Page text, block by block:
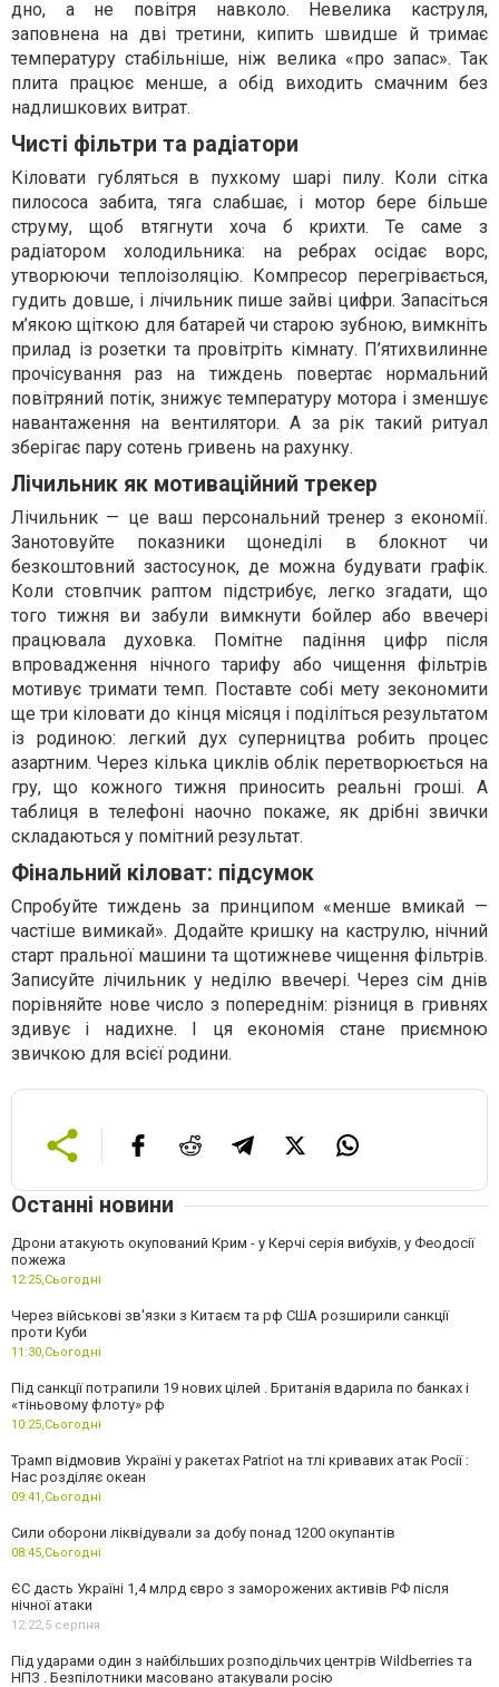
дно, а не повітря навколо. Невелика каструля,
заповнена на дві третини, кипить швидше й тримає
температуру стабільніше, ніж велика «про запас». Так
плита працює менше, а обід виходить смачним без
надлишкових витрат.
Чисті фільтри та радіатори
Кіловати губляться в пухкому шарі пилу. Коли сітка
пилососа забита, тяга слабшає, і мотор бере більше
струму, щоб втягнути хоча б крихти. Те саме з
радіатором холодильника: на ребрах осідає ворс,
утворюючи теплоізоляцію. Компресор перегрівається,
гудить довше, і лічильник пише зайві цифри. Запасіться
м’якою щіткою для батарей чи старою зубною, вимкніть
прилад із розетки та провітріть кімнату. П’ятихвилинне
прочісування раз на тиждень повертає нормальний
повітряний потік, знижує температуру мотора і зменшує
навантаження на вентилятори. А за рік такий ритуал
зберігає пару сотень гривень на рахунку.
Лічильник як мотиваційний трекер
Лічильник — це ваш персональний тренер з економії.
Занотовуйте показники щонеділі в блокнот чи
безкоштовний застосунок, де можна будувати графік.
Коли стовпчик раптом підстрибує, легко згадати, що
того тижня ви забули вимкнути бойлер або ввечері
працювала духовка. Помітне падіння цифр після
впровадження нічного тарифу або чищення фільтрів
мотивує тримати темп. Поставте собі мету зекономити
ще три кіловати до кінця місяця і поділіться результатом
із родиною: легкий дух суперництва робить процес
азартним. Через кілька циклів облік перетворюється на
гру, що кожного тижня приносить реальні гроші. А
таблиця в телефоні наочно покаже, як дрібні звички
складаються у помітний результат.
Фінальний кіловат: підсумок
Спробуйте тиждень за принципом «менше вмикай —
частіше вимикай». Додайте кришку на каструлю, нічний
старт пральної машини та щотижневе чищення фільтрів.
Записуйте лічильник у неділю ввечері. Через сім днів
порівняйте нове число з попереднім: різниця в гривнях
здивує і надихне. І ця економія стане приємною
звичкою для всієї родини.
Останні новини
Дрони атакують окупований Крим - у Керчі серія вибухів, у Феодосії
пожежа
12:25,Сьогодні
Через військові зв'язки з Китаєм та рф США розширили санкції
проти Куби
11:30,Сьогодні
Під санкції потрапили 19 нових цілей . Британія вдарила по банках і
«тіньовому флоту» рф
10:25,Сьогодні
Трамп відмовив Україні у ракетах Patriot на тлі кривавих атак Росії :
Нас розділяє океан
09:41,Сьогодні
Сили оборони ліквідували за добу понад 1200 окупантів
08:45,Сьогодні
ЄС дасть Україні 1,4 млрд євро з заморожених активів РФ після
нічної атаки
12:22,5 серпня
Під ударами один з найбільших розподільчих центрів Wildberries та
НПЗ . Безпілотники масовано атакували росію